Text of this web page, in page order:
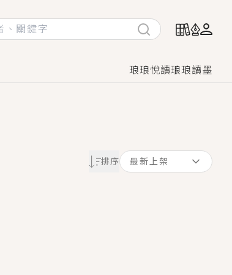
琅琅悅讀琅琅讀墨
找新歡，他居然還後悔了？
排序 最新上架